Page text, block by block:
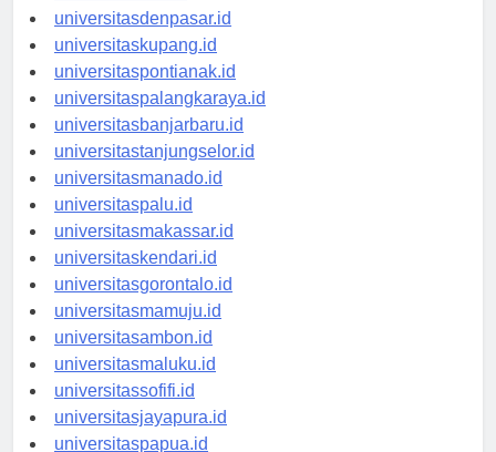
universitasbali.id
universitasdenpasar.id
universitaskupang.id
universitaspontianak.id
universitaspalangkaraya.id
universitasbanjarbaru.id
universitastanjungselor.id
universitasmanado.id
universitaspalu.id
universitasmakassar.id
universitaskendari.id
universitasgorontalo.id
universitasmamuju.id
universitasambon.id
universitasmaluku.id
universitassofifi.id
universitasjayapura.id